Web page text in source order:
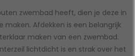
zwembad heeft, dien je deze in
maken. Afdekken is een belangrijk
maken van een zwembad.
lichtdicht is en strak over het